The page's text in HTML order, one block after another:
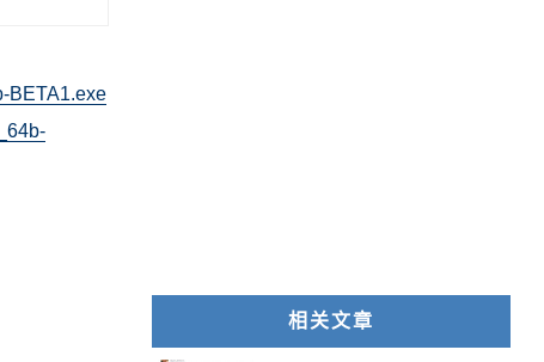
BETA1.exe
相关文章